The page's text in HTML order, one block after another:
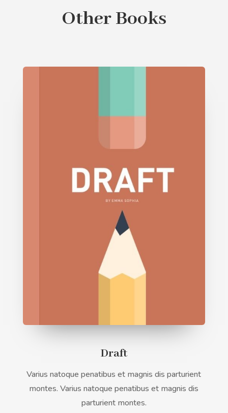
Other Books
Draft
Varius natoque penatibus et magnis dis parturient
montes. Varius natoque penatibus et magnis dis
parturient montes.